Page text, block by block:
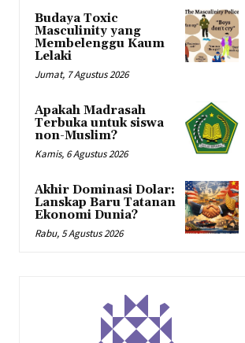
Budaya Toxic
Masculinity yang
Membelenggu Kaum
Lelaki
Jumat, 7 Agustus 2026
Apakah Madrasah
Terbuka untuk siswa
non-Muslim?
Kamis, 6 Agustus 2026
Akhir Dominasi Dolar:
Lanskap Baru Tatanan
Ekonomi Dunia?
Rabu, 5 Agustus 2026